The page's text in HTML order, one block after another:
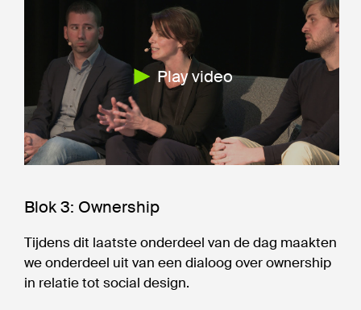
Play video
Blok 3: Ownership
Tijdens dit laatste onderdeel van de dag maakten
we onderdeel uit van een dialoog over ownership
in relatie tot social design.